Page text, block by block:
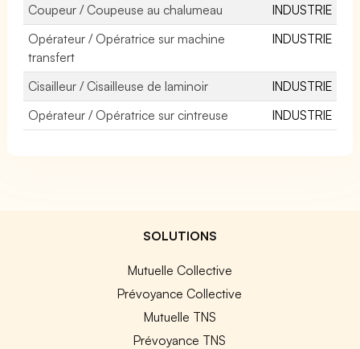
Coupeur / Coupeuse au chalumeau
INDUSTRIE
Opérateur / Opératrice sur machine
transfert
INDUSTRIE
Cisailleur / Cisailleuse de laminoir
INDUSTRIE
Opérateur / Opératrice sur cintreuse
INDUSTRIE
SOLUTIONS
Mutuelle Collective
Prévoyance Collective
Mutuelle TNS
Prévoyance TNS